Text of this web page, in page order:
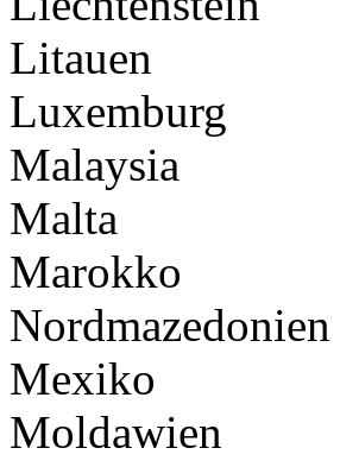
Litauen
Luxemburg
Malaysia
Malta
Marokko
Mexiko
Moldawien